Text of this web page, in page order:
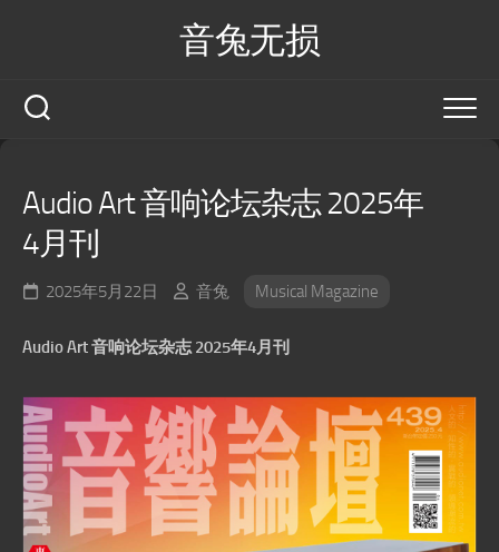
音兔无损
Audio Art 音响论坛杂志 2025年
4月刊
2025年5月22日 音兔 Musical Magazine
Audio Art 音响论坛杂志 2025年4月刊